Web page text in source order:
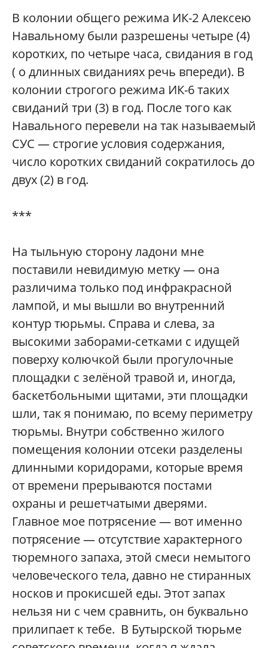
В колонии общего режима ИК-2 Алексею
Навальному были разрешены четыре (4)
коротких, по четыре часа, свидания в год
( о длинных свиданиях речь впереди). В
колонии строгого режима ИК-6 таких
свиданий три (3) в год. После того как
Навального перевели на так называемый
СУС — строгие условия содержания,
число коротких свиданий сократилось до
двух (2) в год.
***
На тыльную сторону ладони мне
поставили невидимую метку — она
различима только под инфракрасной
лампой, и мы вышли во внутренний
контур тюрьмы. Справа и слева, за
высокими заборами-сетками с идущей
поверху колючкой были прогулочные
площадки с зелёной травой и, иногда,
баскетбольными щитами, эти площадки
шли, так я понимаю, по всему периметру
тюрьмы. Внутри собственно жилого
помещения колонии отсеки разделены
длинными коридорами, которые время
от времени прерываются постами
охраны и решетчатыми дверями.
Главное мое потрясение — вот именно
потрясение — отсутствие характерного
тюремного запаха, этой смеси немытого
человеческого тела, давно не стиранных
носков и прокисшей еды. Этот запах
нельзя ни с чем сравнить, он буквально
прилипает к тебе. В Бутырской тюрьме